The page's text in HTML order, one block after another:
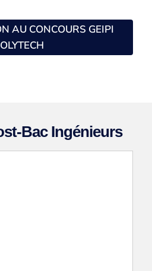
AU CONCOURS GEIPI
Bac Ingénieurs